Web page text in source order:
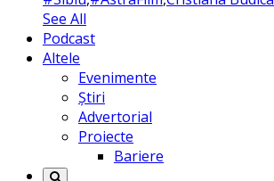
See All
Podcast
Altele
Evenimente
Știri
Advertorial
Proiecte
Bariere